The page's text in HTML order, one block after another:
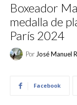
Boxeador
medalla de
París 2024
Por José Manuel
Facebook